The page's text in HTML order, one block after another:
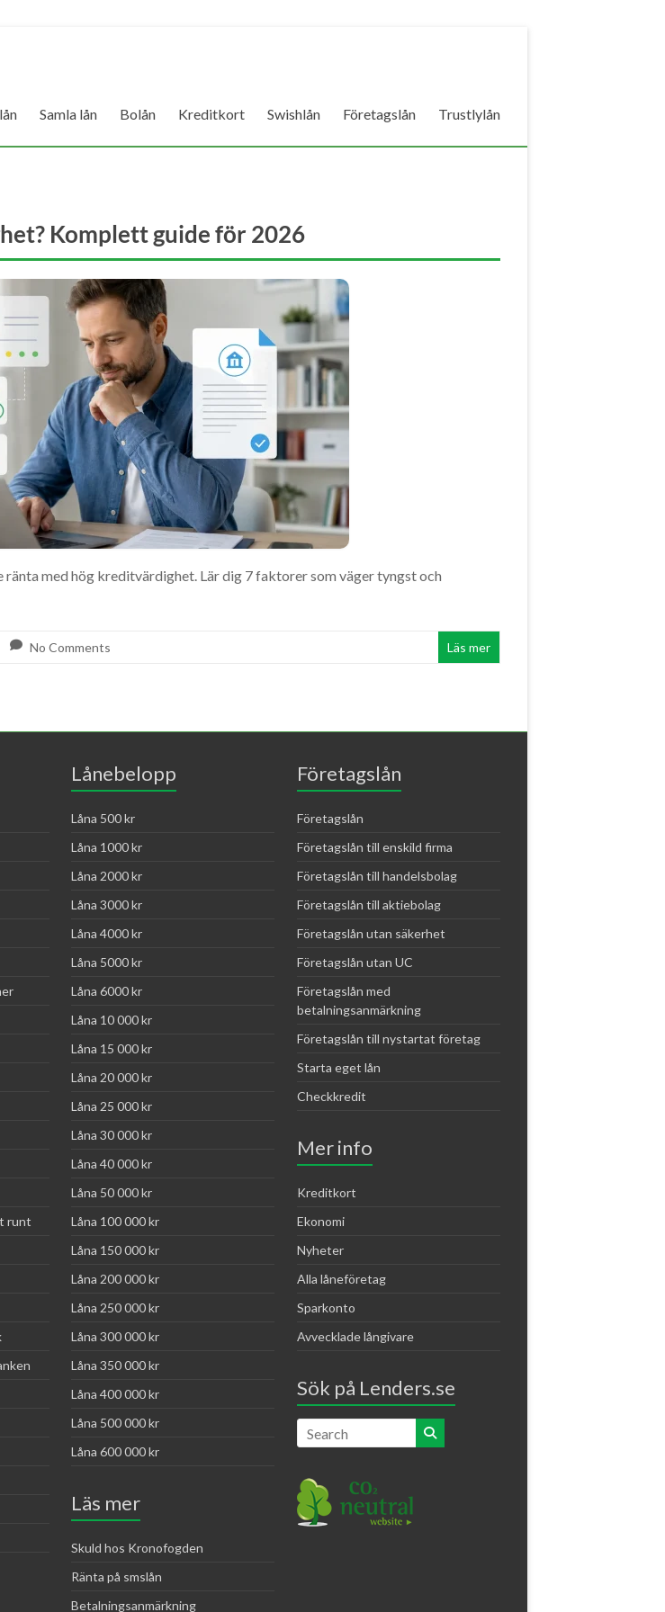
Samla lån Bolån Kreditkort Swishlån Företagslån Trustlylån
Komplett guide för 2026
med hög kreditvärdighet. Lär dig 7 faktorer som väger tyngst och
No Comments Läs mer
runt
Lånebelopp
Låna 500 kr
Låna 1000 kr
Låna 2000 kr
Låna 3000 kr
Låna 4000 kr
Låna 5000 kr
Låna 6000 kr
Låna 10 000 kr
Låna 15 000 kr
Låna 20 000 kr
Låna 25 000 kr
Låna 30 000 kr
Låna 40 000 kr
Låna 50 000 kr
Låna 100 000 kr
Låna 150 000 kr
Låna 200 000 kr
Låna 250 000 kr
Låna 300 000 kr
Låna 350 000 kr
Låna 400 000 kr
Låna 500 000 kr
Låna 600 000 kr
Läs mer
Skuld hos Kronofogden
Ränta på smslån
Betalningsanmärkning
Företagslån
Företagslån
Företagslån till enskild firma
Företagslån till handelsbolag
Företagslån till aktiebolag
Företagslån utan säkerhet
Företagslån utan UC
Företagslån med
betalningsanmärkning
Företagslån till nystartat företag
Starta eget lån
Checkkredit
Mer info
Kreditkort
Ekonomi
Nyheter
Alla låneföretag
Sparkonto
Avvecklade långivare
Sök på Lenders.se